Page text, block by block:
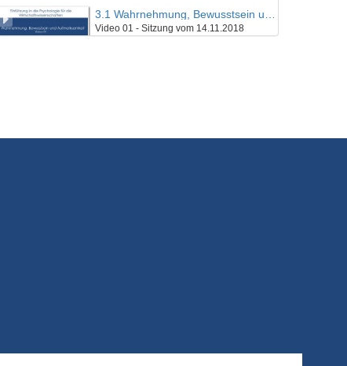
Video 01 - Sitzung vom 14.11.2018